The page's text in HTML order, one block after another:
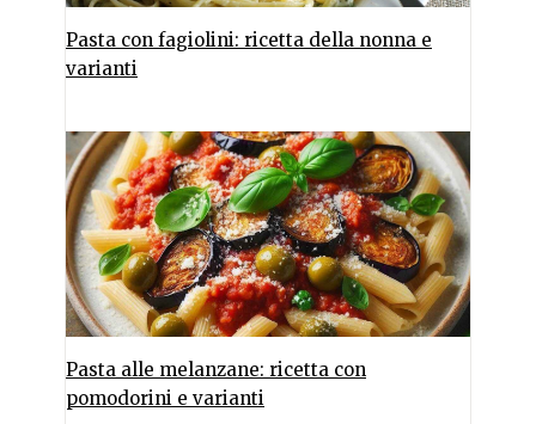
Pasta con fagiolini: ricetta della nonna e
varianti
Pasta alle melanzane: ricetta con
pomodorini e varianti